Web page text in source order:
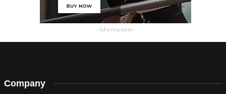
- Advertisement -
Company